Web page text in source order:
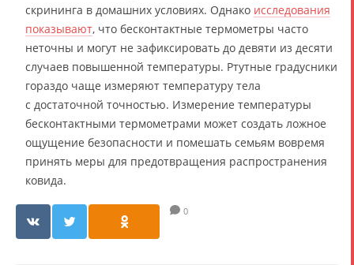
скрининга в домашних условиях. Однако исследования
показывают, что бесконтактные термометры часто
неточны и могут не зафиксировать до девяти из десяти
случаев повышенной температуры. Ртутные градусники
гораздо чаще измеряют температуру тела
с достаточной точностью. Измерение температуры
бесконтактными термометрами может создать ложное
ощущение безопасности и помешать семьям вовремя
принять меры для предотвращения распространения
ковида.
0